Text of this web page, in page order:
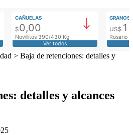
CAÑUELAS
$0,00
Novillitos 390/430 Kg
Ver todos
GRANOS
US$
Rosario
> Baja de retenciones: detalles y
detalles y alcances